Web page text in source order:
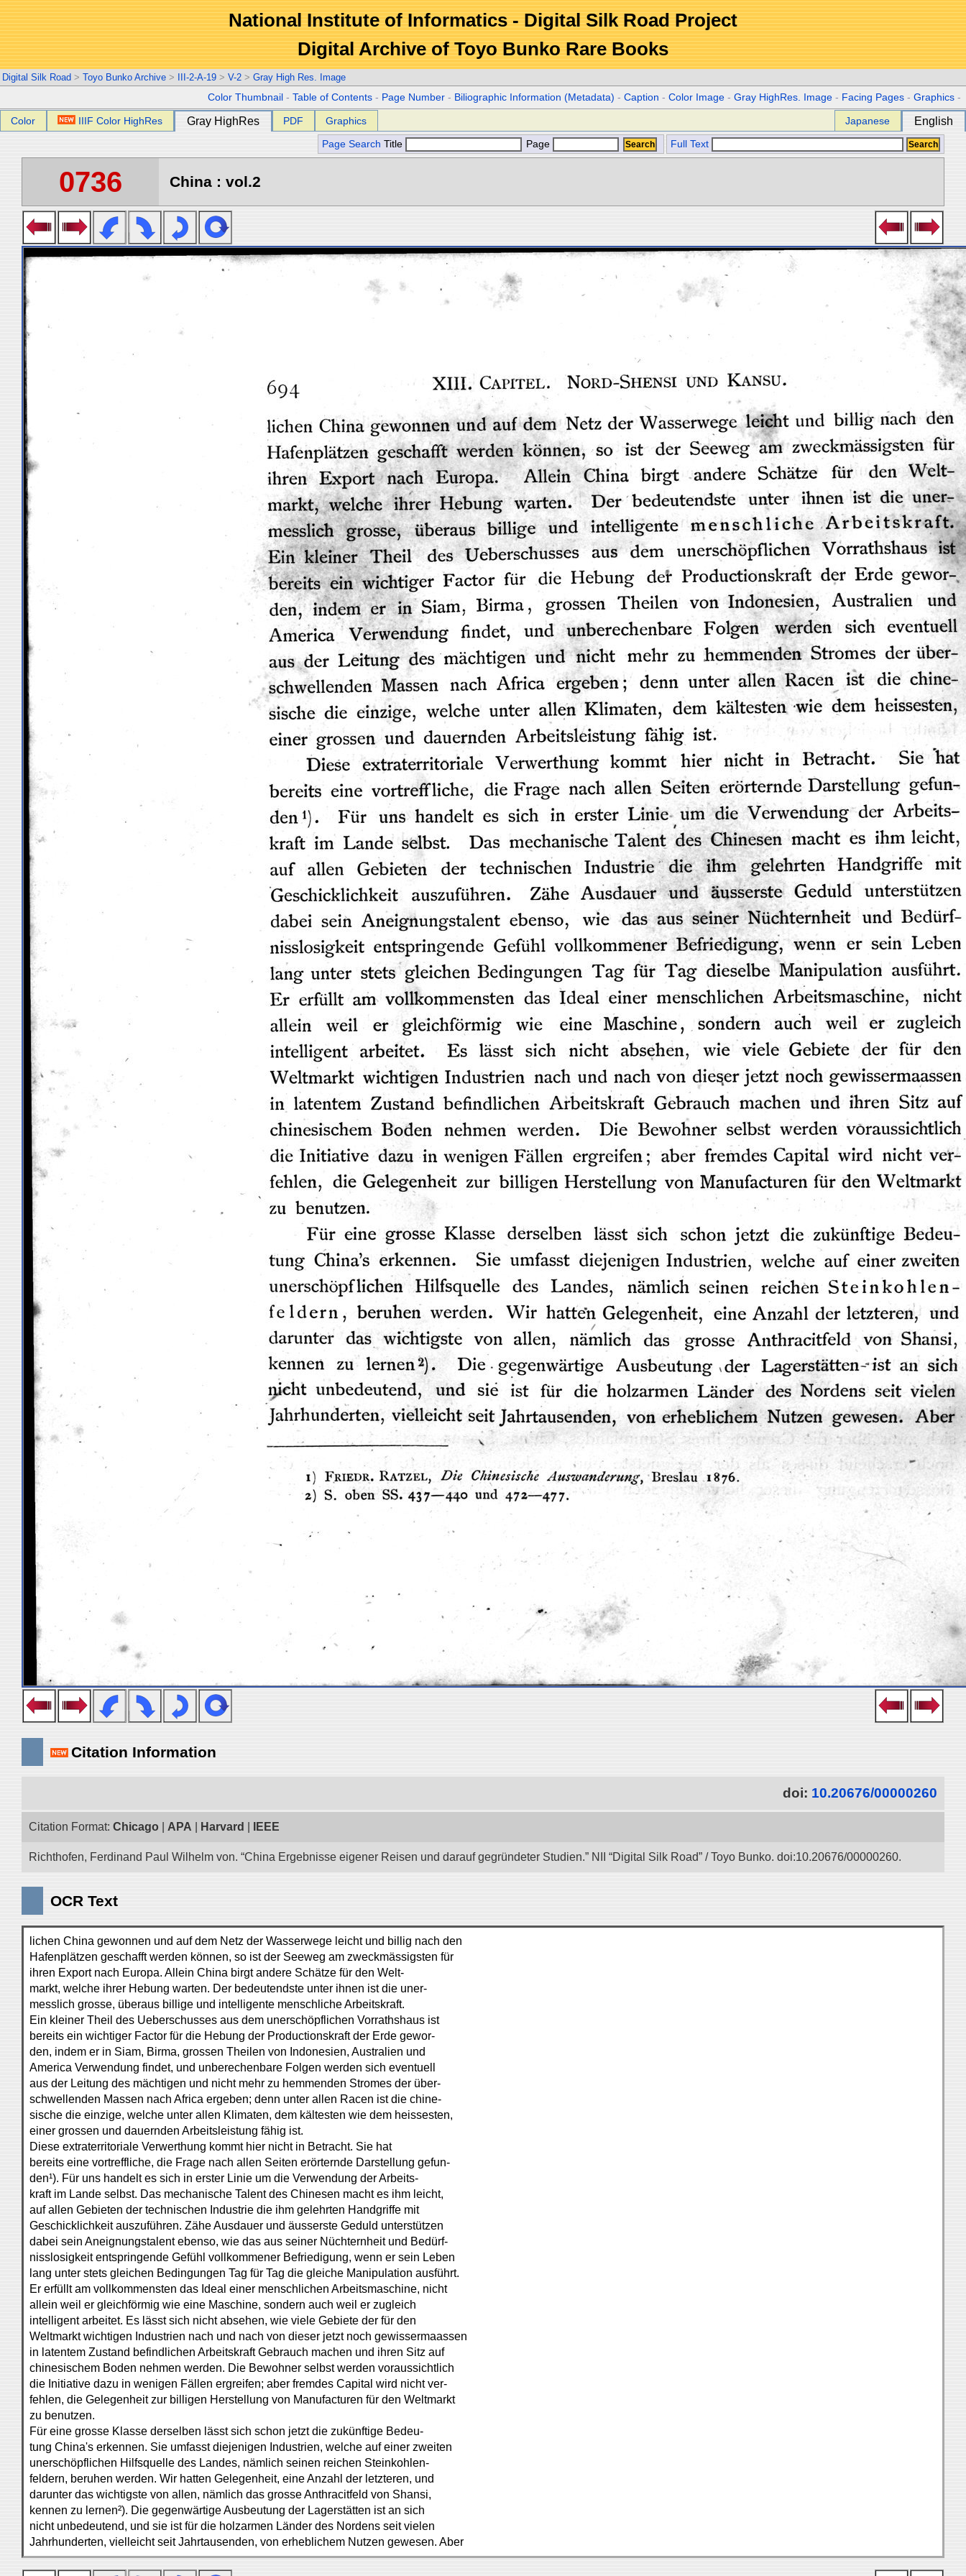
National Institute of Informatics - Digital Silk Road Project
Digital Archive of Toyo Bunko Rare Books
Digital Silk Road > Toyo Bunko Archive > III-2-A-19 > V-2 > Gray High Res. Image
Color Thumbnail -Table of Contents - Page Number - Biliographic Information (Metadata) -Caption -Color Image -Gray HighRes. Image - Facing Pages -Graphics -
Color IIIF Color HighRes Gray HighRes PDF Graphics Japanese English
Page Search Title Page Full Text
0736 China : vol.2
Citation Information
doi: 10.20676/00000260
Citation Format: Chicago APA Harvard IEEE
Richthofen, Ferdinand Paul Wilhelm von. “China Ergebnisse eigener Reisen und darauf gegründeter Studien.” NII “Digital Silk Road” / Toyo Bunko. doi:10.20676/00000260.
OCR Text
lichen China gewonnen und auf dem Netz der Wasserwege leicht und billig nach den
Hafenplätzen geschafft werden können, so ist der Seeweg am zweckmässigsten für
ihren Export nach Europa. Allein China birgt andere Schätze für den Welt-
markt, welche ihrer Hebung warten. Der bedeutendste unter ihnen ist die uner-
messlich grosse, überaus billige und intelligente menschliche Arbeitskraft.
Ein kleiner Theil des Ueberschusses aus dem unerschöpflichen Vorrathshaus ist
bereits ein wichtiger Factor für die Hebung der Productionskraft der Erde gewor-
den, indem er in Siam, Birma, grossen Theilen von Indonesien, Australien und
America Verwendung findet, und unberechenbare Folgen werden sich eventuell
aus der Leitung des mächtigen und nicht mehr zu hemmenden Stromes der über-
schwellenden Massen nach Africa ergeben; denn unter allen Racen ist die chine-
sische die einzige, welche unter allen Klimaten, dem kältesten wie dem heissesten,
einer grossen und dauernden Arbeitsleistung fähig ist.
Diese extraterritoriale Verwerthung kommt hier nicht in Betracht. Sie hat
bereits eine vortreffliche, die Frage nach allen Seiten erörternde Darstellung gefun-
den¹). Für uns handelt es sich in erster Linie um die Verwendung der Arbeits-
kraft im Lande selbst. Das mechanische Talent des Chinesen macht es ihm leicht,
auf allen Gebieten der technischen Industrie die ihm gelehrten Handgriffe mit
Geschicklichkeit auszuführen. Zähe Ausdauer und äusserste Geduld unterstützen
dabei sein Aneignungstalent ebenso, wie das aus seiner Nüchternheit und Bedürf-
nisslosigkeit entspringende Gefühl vollkommener Befriedigung, wenn er sein Leben
lang unter stets gleichen Bedingungen Tag für Tag die gleiche Manipulation ausführt.
Er erfüllt am vollkommensten das Ideal einer menschlichen Arbeitsmaschine, nicht
allein weil er gleichförmig wie eine Maschine, sondern auch weil er zugleich
intelligent arbeitet. Es lässt sich nicht absehen, wie viele Gebiete der für den
Weltmarkt wichtigen Industrien nach und nach von dieser jetzt noch gewissermaassen
in latentem Zustand befindlichen Arbeitskraft Gebrauch machen und ihren Sitz auf
chinesischem Boden nehmen werden. Die Bewohner selbst werden voraussichtlich
die Initiative dazu in wenigen Fällen ergreifen; aber fremdes Capital wird nicht ver-
fehlen, die Gelegenheit zur billigen Herstellung von Manufacturen für den Weltmarkt
zu benutzen.
Für eine grosse Klasse derselben lässt sich schon jetzt die zukünftige Bedeu-
tung China's erkennen. Sie umfasst diejenigen Industrien, welche auf einer zweiten
unerschöpflichen Hilfsquelle des Landes, nämlich seinen reichen Steinkohlen-
feldern, beruhen werden. Wir hatten Gelegenheit, eine Anzahl der letzteren, und
darunter das wichtigste von allen, nämlich das grosse Anthracitfeld von Shansi,
kennen zu lernen²). Die gegenwärtige Ausbeutung der Lagerstätten ist an sich
nicht unbedeutend, und sie ist für die holzarmen Länder des Nordens seit vielen
Jahrhunderten, vielleicht seit Jahrtausenden, von erheblichem Nutzen gewesen. Aber